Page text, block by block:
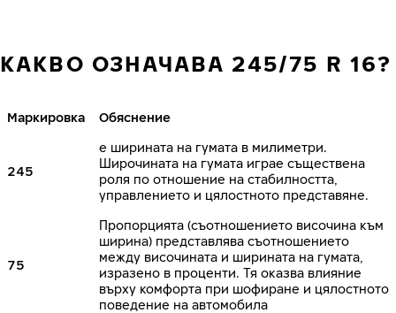
КАКВО ОЗНАЧАВА 245/75 R 16?
Маркировка Обяснение
245
е ширината на гумата в милиметри.
Широчината на гумата играе съществена
роля по отношение на стабилността,
управлението и цялостното представяне.
75
Пропорцията (съотношението височина към
ширина) представлява съотношението
между височината и ширината на гумата,
изразено в проценти. Тя оказва влияние
върху комфорта при шофиране и цялостното
поведение на автомобила